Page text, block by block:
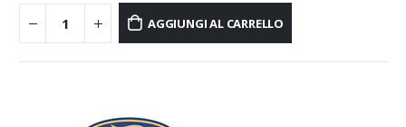
AGGIUNGI AL CARRELLO